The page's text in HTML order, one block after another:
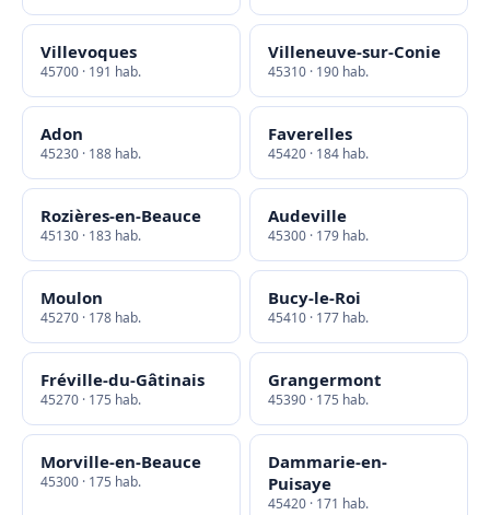
Villevoques
45700 · 191 hab.
Villeneuve-sur-Conie
45310 · 190 hab.
Adon
45230 · 188 hab.
Faverelles
45420 · 184 hab.
Rozières-en-Beauce
45130 · 183 hab.
Audeville
45300 · 179 hab.
Moulon
45270 · 178 hab.
Bucy-le-Roi
45410 · 177 hab.
Fréville-du-Gâtinais
45270 · 175 hab.
Grangermont
45390 · 175 hab.
Morville-en-Beauce
45300 · 175 hab.
Dammarie-en-
Puisaye
45420 · 171 hab.